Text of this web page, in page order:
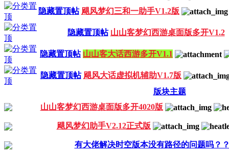
隐藏置顶帖 飓风梦幻三和一助手V1.2版
隐藏置顶帖 山山客梦幻西游桌面版多开V1.2
隐藏置顶帖 山山客大话西游多开V1.1
隐藏置顶帖 飓风大话虚拟机辅助V1.7版
版块主题
山山客梦幻西游桌面版多开4020版
飓风梦幻助手V2.12正式版
有大佬解决时空版本没有路径的问题吗？